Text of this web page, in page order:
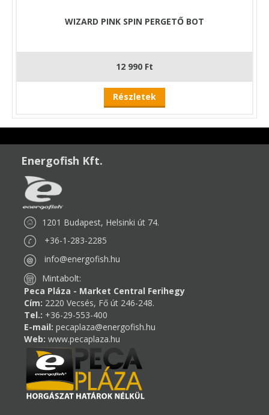
WIZARD PINK SPIN PERGETŐ BOT
12 990 Ft
Részletek
Energofish Kft.
1201 Budapest, Helsinki út 74.
+36-1-283-2285
info@energofish.hu
Mintabolt:
Peca Pláza - Market Central Ferihegy
Cím: 2220 Vecsés, Fő út 246-248.
Tel.: +36-29-553-400
E-mail: pecaplaza@energofish.hu
Web: www.pecaplaza.hu